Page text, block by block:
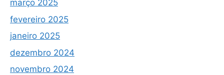
março 2025
fevereiro 2025
janeiro 2025
dezembro 2024
novembro 2024